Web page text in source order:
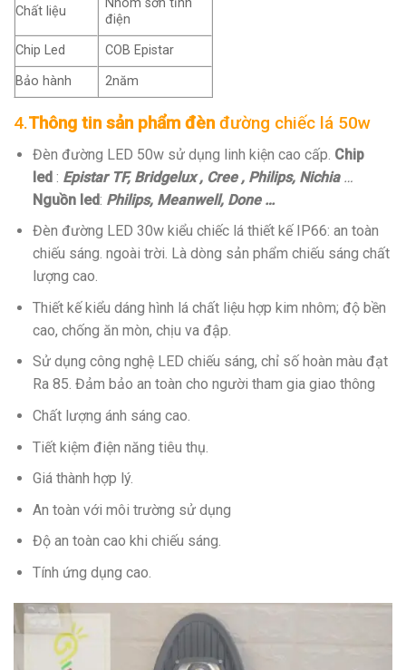
Chất liệu
Nhôm sơn tĩnh
điện
Chip Led
COB Epistar
Bảo hành
2năm
4.Thông tin sản phẩm đèn đường chiếc lá 50w
Đèn đường LED 50w sử dụng linh kiện cao cấp. Chip
led: Epistar TF, Bridgelux , Cree , Philips, Nichia…
Nguồn led: Philips, Meanwell, Done …
Đèn đường LED 30w kiểu chiếc lá thiết kế IP66: an toàn
chiếu sáng. ngoài trời. Là dòng sản phẩm chiếu sáng chất
lượng cao.
Thiết kế kiểu dáng hình lá chất liệu hợp kim nhôm; độ bền
cao, chống ăn mòn, chịu va đập.
Sử dụng công nghệ LED chiếu sáng, chỉ số hoàn màu đạt
Ra 85. Đảm bảo an toàn cho người tham gia giao thông
Chất lượng ánh sáng cao.
Tiết kiệm điện năng tiêu thụ.
Giá thành hợp lý.
An toàn với môi trường sử dụng
Độ an toàn cao khi chiếu sáng.
Tính ứng dụng cao.